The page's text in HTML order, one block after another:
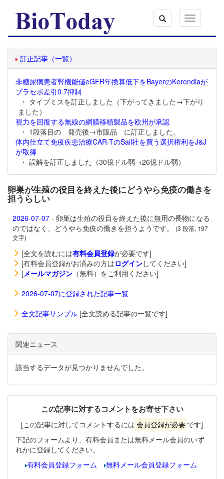
Toggle
navigation
訂正記事（一覧）
非糖尿病患者腎機能値eGFR年換算低下をBayerのKerendiaが
プラセボ差引0.7抑制
・ タイプミスを訂正しました（下がってきました→下がり
ました）
視力を回復する無線の網膜移植製品を欧州が承認
・ 1段落目の 発売後→市販品 に訂正しました。
体内仕立て免疫疾患治療CAR-TのSail社を買う選択権利をJ&J
が取得
・ 誤解を訂正しました（30億ドル弱→26億ドル弱）
卵巣が生殖の役目を終えた後にどうやら免疫の働きを
担うらしい
2026-07-07 - 卵巣は生殖の役目を終えた後に無用の長物になる
のではなく、どうやら免疫の働きを担うようです。
(3 段落, 197
文字)
[全文を読むには有料会員登録が必要です]
[有料会員登録がお済みの方はログインしてください]
[メールマガジン （無料）をご利用ください]
2026-07-07に登録された記事一覧
全文記事サンプル [全文読める記事の一覧です]
関連ニュース
該当するデータが見つかりませんでした。
この記事に対するコメントをお寄せ下さい
[この記事に対してコメントするには 会員登録が必要 です]
下記のフォームより、有料会員または無料メール会員のいず
れかに登録してください。
有料会員登録フォーム
無料メール会員登録フォーム